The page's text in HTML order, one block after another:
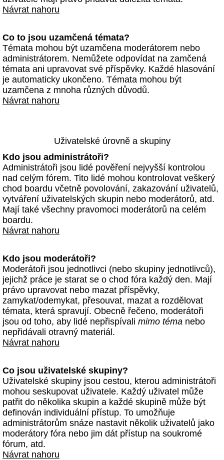
Návrat nahoru
Co to jsou uzamčená témata?
Témata mohou být uzamčena moderátorem nebo
administrátorem. Nemůžete odpovídat na zamčená
témata ani upravovat své příspěvky. Každé hlasování
je automaticky ukončeno. Témata mohou být
uzamčena z mnoha různých důvodů.
Návrat nahoru
Uživatelské úrovně a skupiny
Kdo jsou administrátoři?
Administrátoři jsou lidé pověření nejvyšší kontrolou
nad celým fórem. Tito lidé mohou kontrolovat veškerý
chod boardu včetně povolování, zakazování uživatelů,
vytváření uživatelských skupin nebo moderátorů, atd.
Mají také všechny pravomoci moderátorů na celém
boardu.
Návrat nahoru
Kdo jsou moderátoři?
Moderátoři jsou jednotlivci (nebo skupiny jednotlivců),
jejichž práce je starat se o chod fóra každý den. Mají
právo upravovat nebo mazat příspěvky,
zamykat/odemykat, přesouvat, mazat a rozdělovat
témata, která spravují. Obecně řečeno, moderátoři
jsou od toho, aby lidé nepřispívali mimo téma nebo
nepřidávali otravný materiál.
Návrat nahoru
Co jsou uživatelské skupiny?
Uživatelské skupiny jsou cestou, kterou administrátoři
mohou seskupovat uživatele. Každý uživatel může
patřit do několika skupin a každé skupině může být
definován individuální přístup. To umožňuje
administrátorům snáze nastavit několik uživatelů jako
moderátory fóra nebo jim dát přístup na soukromé
fórum, atd.
Návrat nahoru